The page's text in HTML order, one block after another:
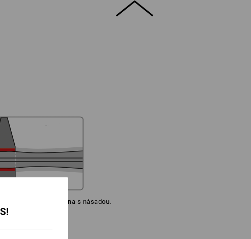
neoddelitelne spojena s násadou.